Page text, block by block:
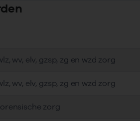
wv, elv, gzsp, zg en wzd zorg
wv, elv, gzsp, zg en wzd zorg
zorg